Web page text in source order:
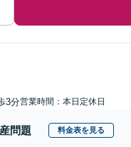
3分営業時間：本日定休日
問題 料金表を見る